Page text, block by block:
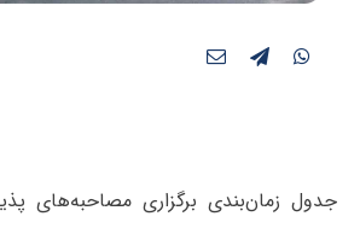
جدول زمان‌بندی برگزاری مصاحبه‌های